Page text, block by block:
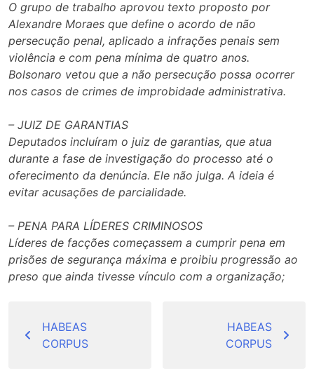
O grupo de trabalho aprovou texto proposto por
Alexandre Moraes que define o acordo de não
persecução penal, aplicado a infrações penais sem
violência e com pena mínima de quatro anos.
Bolsonaro vetou que a não persecução possa ocorrer
nos casos de crimes de improbidade administrativa.
– JUIZ DE GARANTIAS
Deputados incluíram o juiz de garantias, que atua
durante a fase de investigação do processo até o
oferecimento da denúncia. Ele não julga. A ideia é
evitar acusações de parcialidade.
– PENA PARA LÍDERES CRIMINOSOS
Líderes de facções começassem a cumprir pena em
prisões de segurança máxima e proibiu progressão ao
preso que ainda tivesse vínculo com a organização;
de
Post
HABEAS
CORPUS
HABEAS
CORPUS